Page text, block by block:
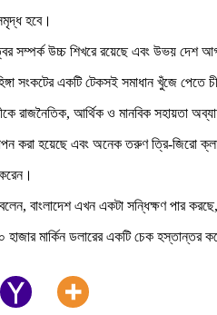
হবে।
সম্পর্ক উচ্চ শিখরে রয়েছে এবং উভয় দেশ
সংকটের একটি টেকসই সমাধান খুঁজে পেতে
রাজনৈতিক, আর্থিক ও মানবিক সহায়তা
করা হয়েছে এবং অনেক তরুণ ত্রি-
বাংলাদেশ এখন একটা সন্ধিক্ষণ পার
হাজার মার্কিন ডলারের একটি চেক হস্তান্তর